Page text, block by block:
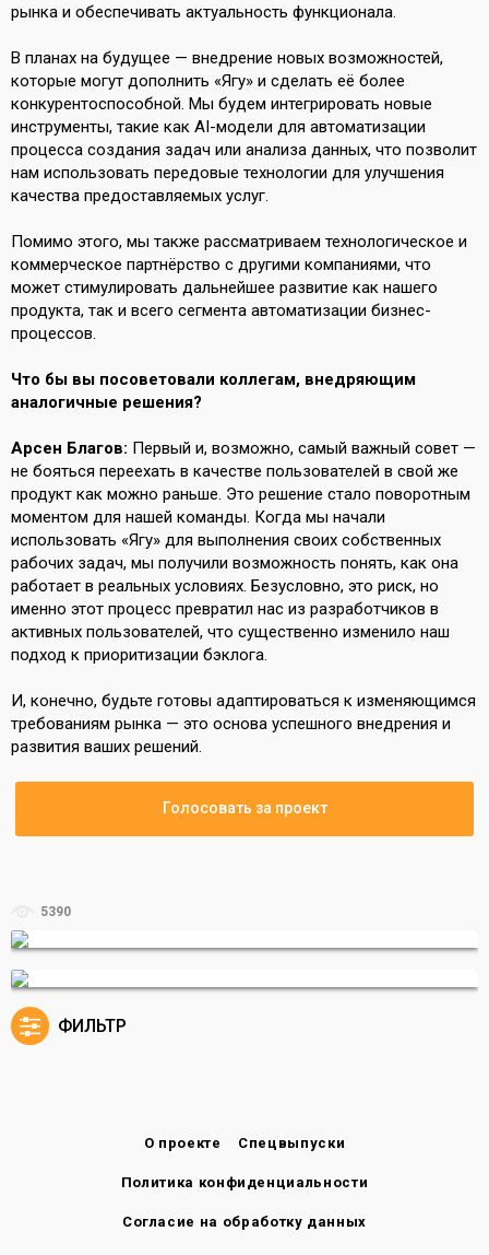
рынка и обеспечивать актуальность функционала.
В планах на будущее — внедрение новых возможностей,
которые могут дополнить «Ягу» и сделать её более
конкурентоспособной. Мы будем интегрировать новые
инструменты, такие как AI-модели для автоматизации
процесса создания задач или анализа данных, что позволит
нам использовать передовые технологии для улучшения
качества предоставляемых услуг.
Помимо этого, мы также рассматриваем технологическое и
коммерческое партнёрство с другими компаниями, что
может стимулировать дальнейшее развитие как нашего
продукта, так и всего сегмента автоматизации бизнес-
процессов.
Что бы вы посоветовали коллегам, внедряющим
аналогичные решения?
Арсен Благов: Первый и, возможно, самый важный совет —
не бояться переехать в качестве пользователей в свой же
продукт как можно раньше. Это решение стало поворотным
моментом для нашей команды. Когда мы начали
использовать «Ягу» для выполнения своих собственных
рабочих задач, мы получили возможность понять, как она
работает в реальных условиях. Безусловно, это риск, но
именно этот процесс превратил нас из разработчиков в
активных пользователей, что существенно изменило наш
подход к приоритизации бэклога.
И, конечно, будьте готовы адаптироваться к изменяющимся
требованиям рынка — это основа успешного внедрения и
развития ваших решений.
Голосовать за проект
5390
ФИЛЬТР
О проекте Спецвыпуски
Политика конфиденциальности
Согласие на обработку данных